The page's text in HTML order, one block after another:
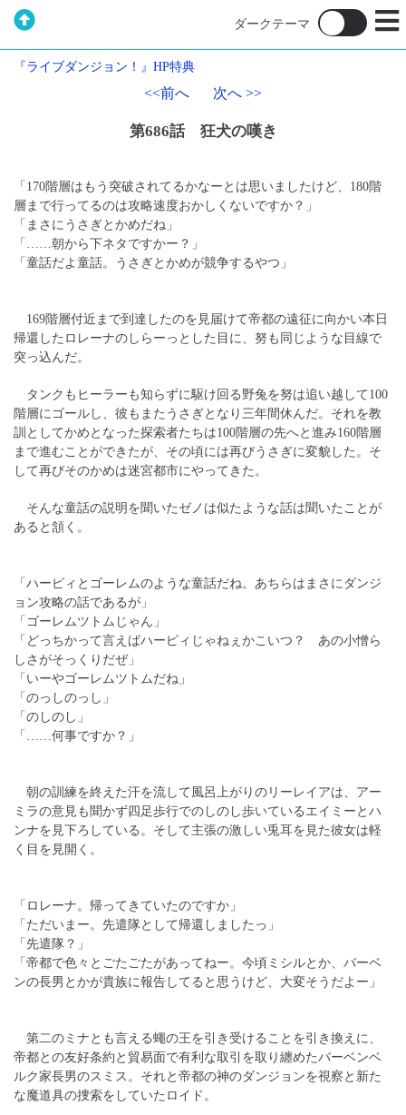
『ライブダンジョン！』HP特典
<<前へ 次へ >>
第686話 狂犬の嘆き
「170階層はもう突破されてるかなーとは思いましたけど、180階
層まで行ってるのは攻略速度おかしくないですか？」
「まさにうさぎとかめだね」
「……朝から下ネタですかー？」
「童話だよ童話。うさぎとかめが競争するやつ」
169階層付近まで到達したのを見届けて帝都の遠征に向かい本日
帰還したロレーナのしらーっとした目に、努も同じような目線で
突っ込んだ。
タンクもヒーラーも知らずに駆け回る野兔を努は追い越して100
階層にゴールし、彼もまたうさぎとなり三年間休んだ。それを教
訓としてかめとなった探索者たちは100階層の先へと進み160階層
まで進むことができたが、その頃には再びうさぎに変貌した。そ
して再びそのかめは迷宮都市にやってきた。
そんな童話の説明を聞いたゼノは似たような話は聞いたことが
あると頷く。
「ハーピィとゴーレムのような童話だね。あちらはまさにダンジ
ョン攻略の話であるが」
「ゴーレムツトムじゃん」
「どっちかって言えばハーピィじゃねぇかこいつ？ あの小憎ら
しさがそっくりだぜ」
「いーやゴーレムツトムだね」
「のっしのっし」
「のしのし」
「……何事ですか？」
朝の訓練を終えた汗を流して風呂上がりのリーレイアは、アー
ミラの意見も聞かず四足歩行でのしのし歩いているエイミーとハ
ンナを見下ろしている。そして主張の激しい兎耳を見た彼女は軽
く目を見開く。
「ロレーナ。帰ってきていたのですか」
「ただいまー。先遣隊として帰還しましたっ」
「先遣隊？」
「帝都で色々とごたごたがあってねー。今頃ミシルとか、バーベ
ンの長男とかが貴族に報告してると思うけど、大変そうだよー」
第二のミナとも言える蠅の王を引き受けることを引き換えに、
帝都との友好条約と貿易面で有利な取引を取り纏めたバーベンベ
ルク家長男のスミス。それと帝都の神のダンジョンを視察と新た
な魔道具の捜索をしていたロイド。